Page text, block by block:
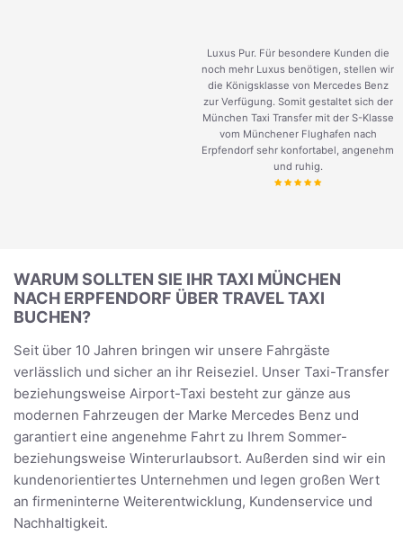
Luxus Pur. Für besondere Kunden die
noch mehr Luxus benötigen, stellen wir
die Königsklasse von Mercedes Benz
zur Verfügung. Somit gestaltet sich der
München Taxi Transfer mit der S-Klasse
vom Münchener Flughafen nach
Erpfendorf sehr konfortabel, angenehm
und ruhig.
WARUM SOLLTEN SIE IHR TAXI MÜNCHEN
NACH ERPFENDORF ÜBER TRAVEL TAXI
BUCHEN?
Seit über 10 Jahren bringen wir unsere Fahrgäste
verlässlich und sicher an ihr Reiseziel. Unser Taxi-Transfer
beziehungsweise Airport-Taxi besteht zur gänze aus
modernen Fahrzeugen der Marke Mercedes Benz und
garantiert eine angenehme Fahrt zu Ihrem Sommer-
beziehungsweise Winterurlaubsort. Außerden sind wir ein
kundenorientiertes Unternehmen und legen großen Wert
an firmeninterne Weiterentwicklung, Kundenservice und
Nachhaltigkeit.